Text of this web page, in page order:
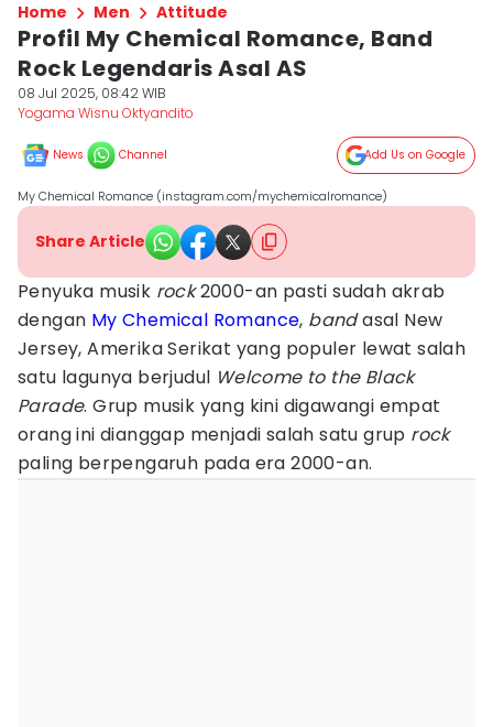
Home Men Attitude
Profil My Chemical Romance, Band
Rock Legendaris Asal AS
08 Jul 2025, 08:42 WIB
Yogama Wisnu Oktyandito
News Channel Add Us on Google
My Chemical Romance (instagram.com/mychemicalromance)
Share Article
Penyuka musik rock2000-an pasti sudah akrab
dengan My Chemical Romance, bandasal New
Jersey, Amerika Serikat yang populer lewat salah
satu lagunya berjudul Welcome to the Black
Parade. Grup musik yang kini digawangi empat
orang ini dianggap menjadi salah satu grup rock
paling berpengaruh pada era 2000-an.